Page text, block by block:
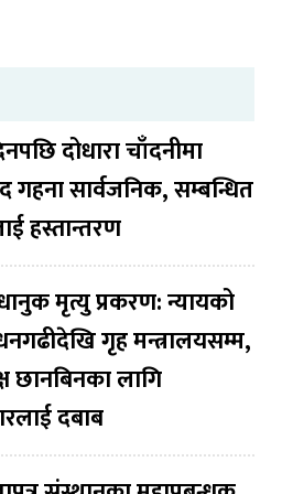
दोधारा चाँदनीमा
गहना सार्वजनिक, सम्बन्धित
हस्तान्तरण
मृत्यु प्रकरण: न्यायको
गृह मन्त्रालयसम्म,
छानबिनका लागि
दबाब